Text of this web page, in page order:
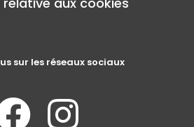
sur les réseaux sociaux